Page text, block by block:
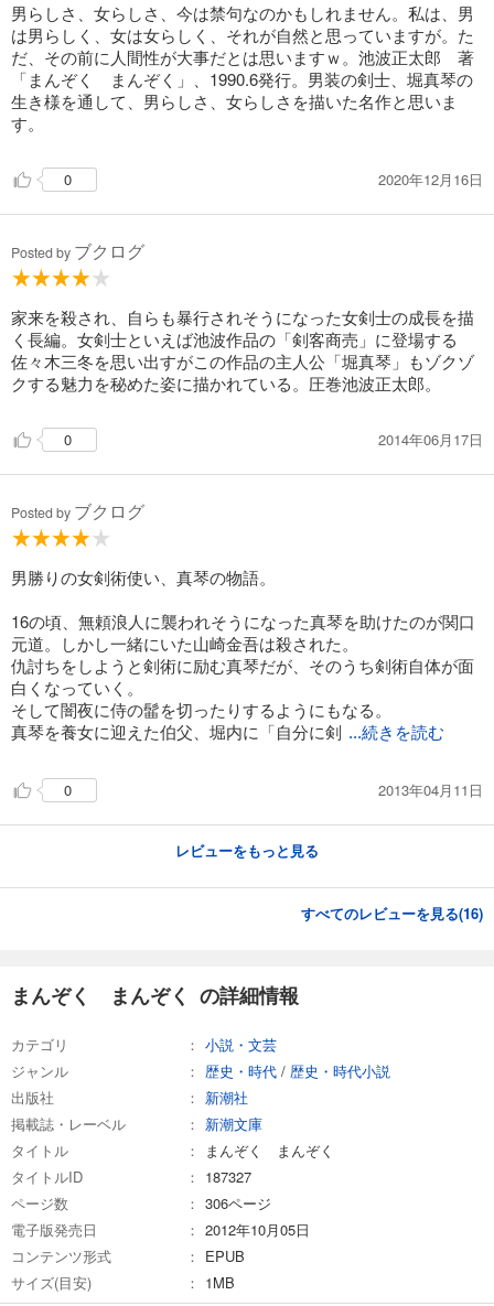
男らしさ、女らしさ、今は禁句なのかもしれません。私は、男
は男らしく、女は女らしく、それが自然と思っていますが。た
だ、その前に人間性が大事だとは思いますｗ。池波正太郎 著
「まんぞく まんぞく」、1990.6発行。男装の剣士、堀真琴の
生き様を通して、男らしさ、女らしさを描いた名作と思いま
す。
0 2020年12月16日
Posted by ブクログ
家来を殺され、自らも暴行されそうになった女剣士の成長を描
く長編。女剣士といえば池波作品の「剣客商売」に登場する
佐々木三冬を思い出すがこの作品の主人公「堀真琴」もゾクゾ
クする魅力を秘めた姿に描かれている。圧巻池波正太郎。
0 2014年06月17日
Posted by ブクログ
男勝りの女剣術使い、真琴の物語。
16の頃、無頼浪人に襲われそうになった真琴を助けたのが関口
元道。しかし一緒にいた山崎金吾は殺された。
仇討ちをしようと剣術に励む真琴だが、そのうち剣術自体が面
白くなっていく。
そして闇夜に侍の髷を切ったりするようにもなる。
真琴を養女に迎えた伯父、堀内に「自分に剣 ...続きを読む
0 2013年04月11日
レビューをもっと見る
すべてのレビューを見る(16)
まんぞく まんぞく の詳細情報
カテゴリ
小説・文芸
ジャンル
歴史・時代 / 歴史・時代小説
出版社
新潮社
掲載誌・レーベル
新潮文庫
タイトル
まんぞく まんぞく
タイトルID
187327
ページ数
306ページ
電子版発売日
2012年10月05日
コンテンツ形式
EPUB
サイズ(目安)
1MB